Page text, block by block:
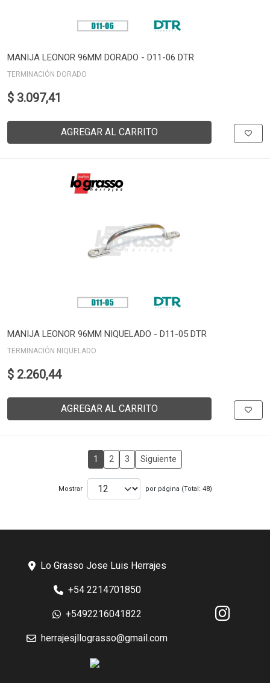
MANIJA LEONOR 96MM DORADO - D11-06 DTR
TERMINACIÓN DORADO
$ 3.097,41
AGREGAR AL CARRITO
MANIJA LEONOR 96MM NIQUELADO - D11-05 DTR
TERMINACIÓN NIQUELADO
$ 2.260,44
AGREGAR AL CARRITO
1 2 3 Siguiente
Mostrar por página (Total: 48)
Lo Grasso Jose Luis Herrajes
+54 2214701850
+5492216041822
herrajesjllograsso@gmail.com